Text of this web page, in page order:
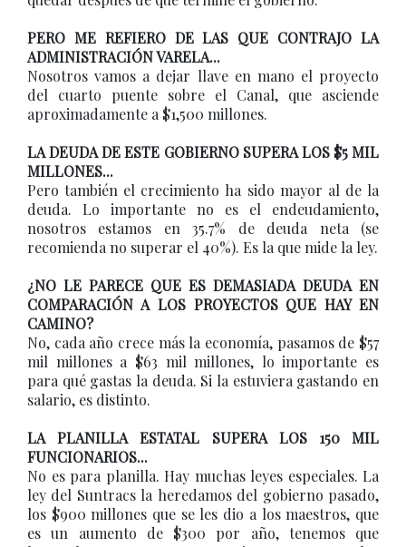
PERO ME REFIERO DE LAS QUE CONTRAJO LA
ADMINISTRACIÓN VARELA...
Nosotros vamos a dejar llave en mano el proyecto
del cuarto puente sobre el Canal, que asciende
aproximadamente a $1,500 millones.
LA DEUDA DE ESTE GOBIERNO SUPERA LOS $5 MIL
MILLONES...
Pero también el crecimiento ha sido mayor al de la
deuda. Lo importante no es el endeudamiento,
nosotros estamos en 35.7% de deuda neta (se
recomienda no superar el 40%). Es la que mide la ley.
¿NO LE PARECE QUE ES DEMASIADA DEUDA EN
COMPARACIÓN A LOS PROYECTOS QUE HAY EN
CAMINO?
No, cada año crece más la economía, pasamos de $57
mil millones a $63 mil millones, lo importante es
para qué gastas la deuda. Si la estuviera gastando en
salario, es distinto.
LA PLANILLA ESTATAL SUPERA LOS 150 MIL
FUNCIONARIOS...
No es para planilla. Hay muchas leyes especiales. La
ley del Suntracs la heredamos del gobierno pasado,
los $900 millones que se les dio a los maestros, que
es un aumento de $300 por año, tenemos que